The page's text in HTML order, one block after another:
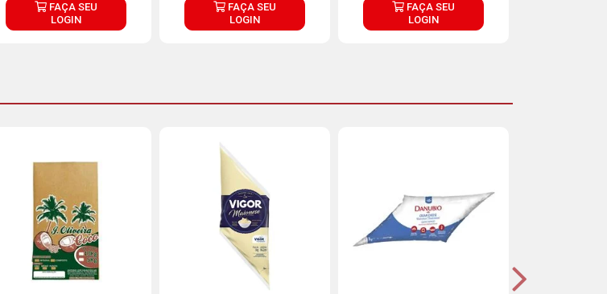
FAÇA SEU
LOGIN
FAÇA SEU
LOGIN
FAÇA SEU
LOGIN